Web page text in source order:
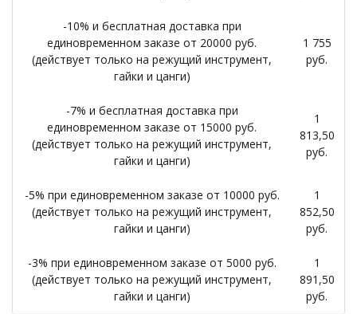
-10% и бесплатная доставка при
единовременном заказе от 20000 руб.
(действует только на режущий инструмент,
гайки и цанги)
1 755
руб.
-7% и бесплатная доставка при
единовременном заказе от 15000 руб.
(действует только на режущий инструмент,
гайки и цанги)
1
813,50
руб.
-5% при единовременном заказе от 10000 руб.
(действует только на режущий инструмент,
гайки и цанги)
1
852,50
руб.
-3% при единовременном заказе от 5000 руб.
(действует только на режущий инструмент,
гайки и цанги)
1
891,50
руб.